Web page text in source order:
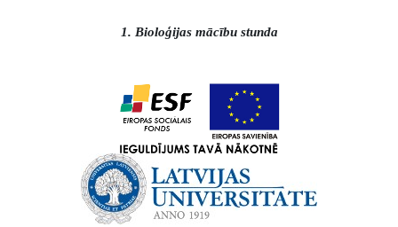
1. Bioloģijas mācību stunda